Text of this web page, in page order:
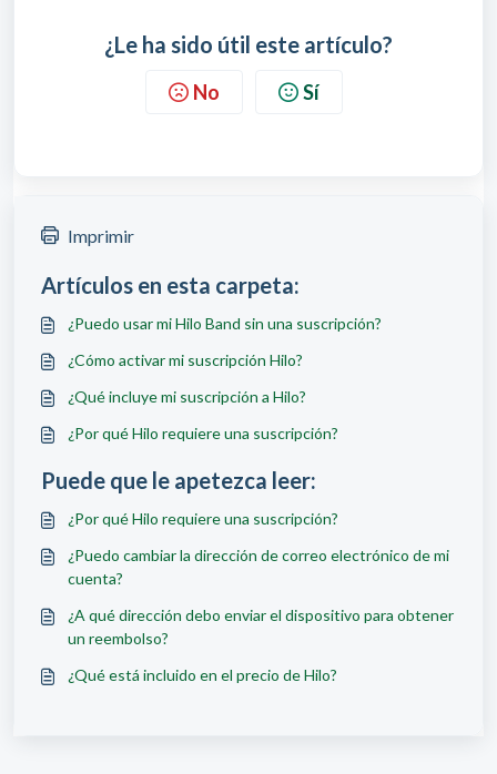
¿Le ha sido útil este artículo?
No Sí
Imprimir
Artículos en esta carpeta:
¿Puedo usar mi Hilo Band sin una suscripción?
¿Cómo activar mi suscripción Hilo?
¿Qué incluye mi suscripción a Hilo?
¿Por qué Hilo requiere una suscripción?
Puede que le apetezca leer:
¿Por qué Hilo requiere una suscripción?
¿Puedo cambiar la dirección de correo electrónico de mi
cuenta?
¿A qué dirección debo enviar el dispositivo para obtener
un reembolso?
¿Qué está incluido en el precio de Hilo?